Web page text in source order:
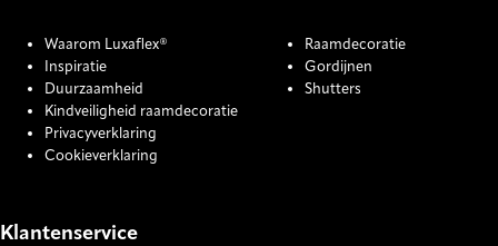
Waarom Luxaflex®
Inspiratie
Duurzaamheid
Kindveiligheid raamdecoratie
Privacyverklaring
Cookieverklaring
Raamdecoratie
Gordijnen
Shutters
Klantenservice